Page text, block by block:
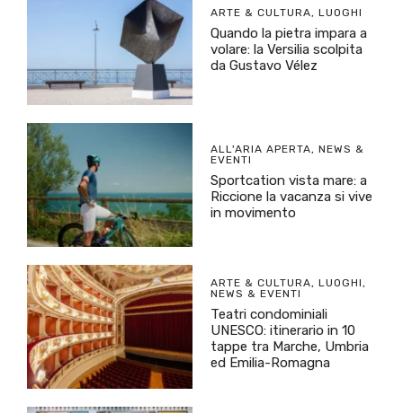
ARTE & CULTURA, LUOGHI
Quando la pietra impara a
volare: la Versilia scolpita
da Gustavo Vélez
ALL'ARIA APERTA, NEWS &
EVENTI
Sportcation vista mare: a
Riccione la vacanza si vive
in movimento
ARTE & CULTURA, LUOGHI,
NEWS & EVENTI
Teatri condominiali
UNESCO: itinerario in 10
tappe tra Marche, Umbria
ed Emilia-Romagna